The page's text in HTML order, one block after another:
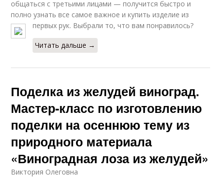
общаться с третьими лицами — получится быстро и
полно узнать все самое важное и купить изделие из
первых рук. Выбрали то, что вам понравилось?
Читать дальше →
Поделка из желудей виноград.
Мастер-класс по изготовлению
поделки на осеннюю тему из
природного материала
«Виноградная лоза из желудей»
Виктория Олеговна